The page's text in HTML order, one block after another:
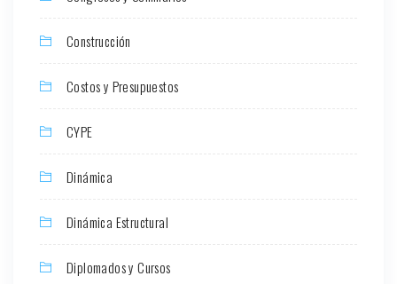
Construcción
Costos y Presupuestos
CYPE
Dinámica
Dinámica Estructural
Diplomados y Cursos